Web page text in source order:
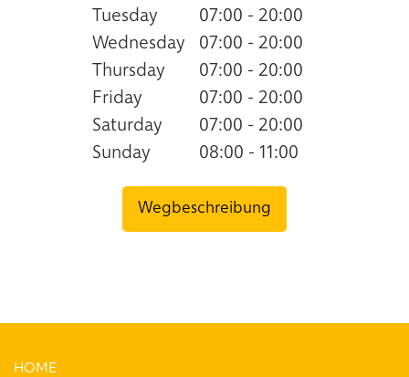
Tuesday
07:00 - 20:00
Wednesday
07:00 - 20:00
Thursday
07:00 - 20:00
Friday
07:00 - 20:00
Saturday
07:00 - 20:00
Sunday
08:00 - 11:00
Wegbeschreibung
HOME